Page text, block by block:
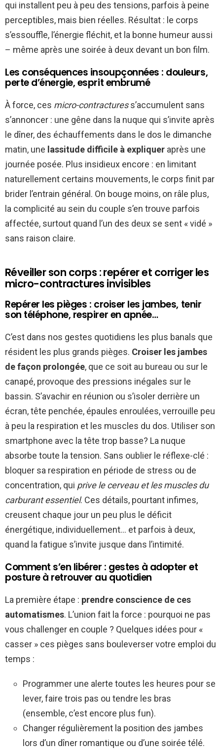
qui installent peu à peu des tensions, parfois à peine
perceptibles, mais bien réelles. Résultat : le corps
s’essouffle, l’énergie fléchit, et la bonne humeur aussi
– même après une soirée à deux devant un bon film.
Les conséquences insoupçonnées : douleurs,
perte d’énergie, esprit embrumé
À force, ces micro-contracturess’accumulent sans
s’annoncer : une gêne dans la nuque qui s’invite après
le dîner, des échauffements dans le dos le dimanche
matin, une lassitude difficile à expliquer après une
journée posée. Plus insidieux encore : en limitant
naturellement certains mouvements, le corps finit par
brider l’entrain général. On bouge moins, on râle plus,
la complicité au sein du couple s’en trouve parfois
affectée, surtout quand l’un des deux se sent « vidé »
sans raison claire.
Réveiller son corps : repérer et corriger les
micro-contractures invisibles
Repérer les pièges : croiser les jambes, tenir
son téléphone, respirer en apnée…
C’est dans nos gestes quotidiens les plus banals que
résident les plus grands pièges. Croiser les jambes
de façon prolongée, que ce soit au bureau ou sur le
canapé, provoque des pressions inégales sur le
bassin. S’avachir en réunion ou s’isoler derrière un
écran, tête penchée, épaules enroulées, verrouille peu
à peu la respiration et les muscles du dos. Utiliser son
smartphone avec la tête trop basse? La nuque
absorbe toute la tension. Sans oublier le réflexe-clé :
bloquer sa respiration en période de stress ou de
concentration, qui prive le cerveau et les muscles du
carburant essentiel. Ces détails, pourtant infimes,
creusent chaque jour un peu plus le déficit
énergétique, individuellement… et parfois à deux,
quand la fatigue s’invite jusque dans l’intimité.
Comment s’en libérer : gestes à adopter et
posture à retrouver au quotidien
La première étape : prendre conscience de ces
automatismes. L’union fait la force : pourquoi ne pas
vous challenger en couple ? Quelques idées pour «
casser » ces pièges sans bouleverser votre emploi du
temps :
Programmer une alerte toutes les heures pour se
lever, faire trois pas ou tendre les bras
(ensemble, c’est encore plus fun).
Changer régulièrement la position des jambes
lors d’un dîner romantique ou d’une soirée télé.